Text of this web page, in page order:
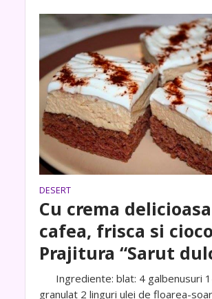
DESERT
Cu crema
cafea, frisca si
Prajitura “Sarut
Ingrediente: blat: 4 galbenusuri
granulat 2 linguri ulei de floarea-